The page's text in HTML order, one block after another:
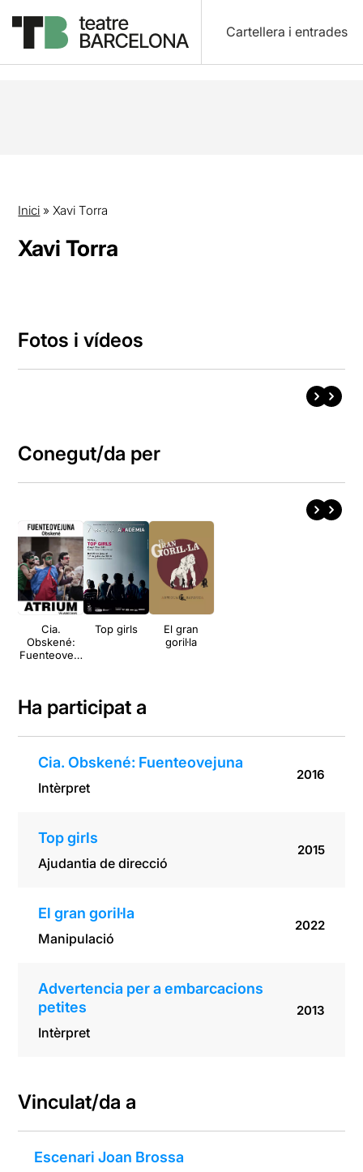
Cartellera i entrades
Inici »Xavi Torra
Xavi Torra
Fotos i vídeos
Conegut/da per
Cia.
Obskené:
Fuenteoveju
Top girls
El gran
goril·la
Ha participat a
Cia. Obskené: Fuenteovejuna
Intèrpret
2016
Top girls
Ajudantia de direcció
2015
El gran goril·la
Manipulació
2022
Advertencia per a embarcacions
petites
Intèrpret
2013
Vinculat/da a
Escenari Joan Brossa